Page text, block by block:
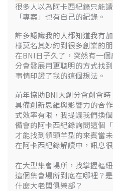
很多人以為阿卡西紀錄只能
「專案」也有自己的紀錄。
許多認識我的人都知道我有
樣莫名其妙約到很多創業的
在BNI日子久了，突然有一
分會發展用更聰明的方式找
事情印證了我的這個想法。
前年協助BNI大創分會創會
具備創新思維與影響力的合
式效率有限，我提議我們換
備會的阿卡西紀錄詢問這個
才能找到領頭羊型的來賓當
在阿卡西紀錄解讀中，訊息
在大型集會場所，找掌握樞
這個集會場所到底在哪裡？
什麼大老闆俱樂部？